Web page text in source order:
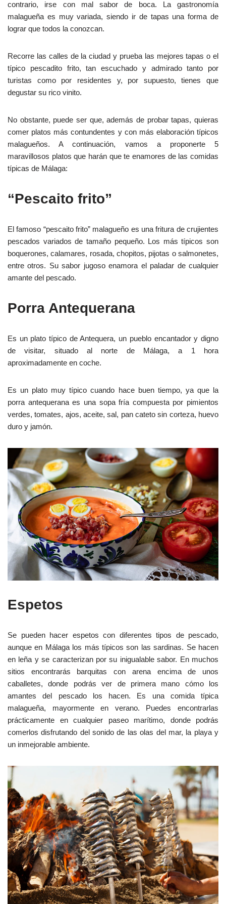
contrario, irse con mal sabor de boca. La gastronomía
malagueña es muy variada, siendo ir de tapas una forma de
lograr que todos la conozcan.
Recorre las calles de la ciudad y prueba las mejores tapas o el
típico pescadito frito, tan escuchado y admirado tanto por
turistas como por residentes y, por supuesto, tienes que
degustar su rico vinito.
No obstante, puede ser que, además de probar tapas, quieras
comer platos más contundentes y con más elaboración típicos
malagueños. A continuación, vamos a proponerte 5
maravillosos platos que harán que te enamores de las comidas
típicas de Málaga:
“Pescaito frito”
El famoso “pescaito frito” malagueño es una fritura de crujientes
pescados variados de tamaño pequeño. Los más típicos son
boquerones, calamares, rosada, chopitos, pijotas o salmonetes,
entre otros. Su sabor jugoso enamora el paladar de cualquier
amante del pescado.
Porra Antequerana
Es un plato típico de Antequera, un pueblo encantador y digno
de visitar, situado al norte de Málaga, a 1 hora
aproximadamente en coche.
Es un plato muy típico cuando hace buen tiempo, ya que la
porra antequerana es una sopa fría compuesta por pimientos
verdes, tomates, ajos, aceite, sal, pan cateto sin corteza, huevo
duro y jamón.
Espetos
Se pueden hacer espetos con diferentes tipos de pescado,
aunque en Málaga los más típicos son las sardinas. Se hacen
en leña y se caracterizan por su inigualable sabor. En muchos
sitios encontrarás barquitas con arena encima de unos
caballetes, donde podrás ver de primera mano cómo los
amantes del pescado los hacen. Es una comida típica
malagueña, mayormente en verano. Puedes encontrarlas
prácticamente en cualquier paseo marítimo, donde podrás
comerlos disfrutando del sonido de las olas del mar, la playa y
un inmejorable ambiente.